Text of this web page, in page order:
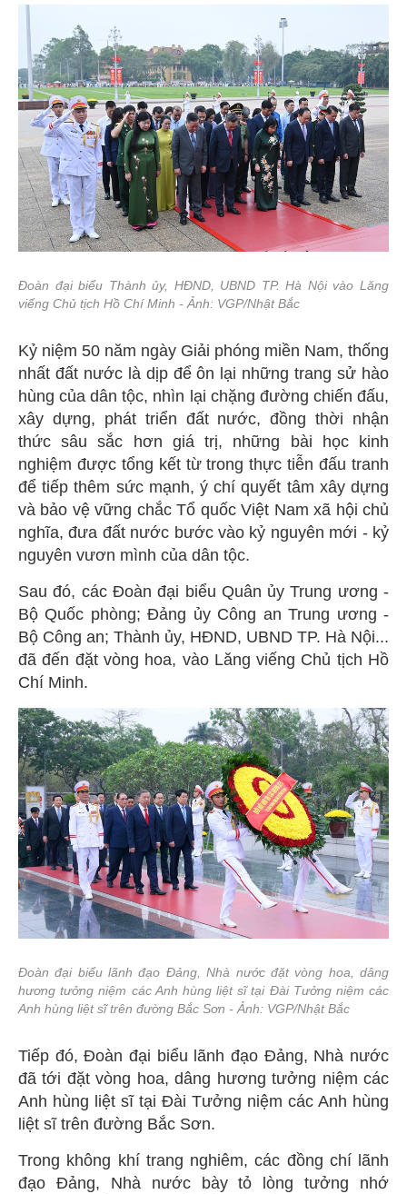
Đoàn đại biểu Thành ủy, HĐND, UBND TP. Hà Nội vào Lăng
viếng Chủ tịch Hồ Chí Minh - Ảnh: VGP/Nhật Bắc
Kỷ niệm 50 năm ngày Giải phóng miền Nam, thống
nhất đất nước là dịp để ôn lại những trang sử hào
hùng của dân tộc, nhìn lại chặng đường chiến đấu,
xây dựng, phát triển đất nước, đồng thời nhận
thức sâu sắc hơn giá trị, những bài học kinh
nghiệm được tổng kết từ trong thực tiễn đấu tranh
để tiếp thêm sức mạnh, ý chí quyết tâm xây dựng
và bảo vệ vững chắc Tổ quốc Việt Nam xã hội chủ
nghĩa, đưa đất nước bước vào kỷ nguyên mới - kỷ
nguyên vươn mình của dân tộc.
Sau đó, các Đoàn đại biểu Quân ủy Trung ương -
Bộ Quốc phòng; Đảng ủy Công an Trung ương -
Bộ Công an; Thành ủy, HĐND, UBND TP. Hà Nội...
đã đến đặt vòng hoa, vào Lăng viếng Chủ tịch Hồ
Chí Minh.
Đoàn đại biểu lãnh đạo Đảng, Nhà nước đặt vòng hoa, dâng
hương tưởng niệm các Anh hùng liệt sĩ tại Đài Tưởng niệm các
Anh hùng liệt sĩ trên đường Bắc Sơn - Ảnh: VGP/Nhật Bắc
Tiếp đó, Đoàn đại biểu lãnh đạo Đảng, Nhà nước
đã tới đặt vòng hoa, dâng hương tưởng niệm các
Anh hùng liệt sĩ tại Đài Tưởng niệm các Anh hùng
liệt sĩ trên đường Bắc Sơn.
Trong không khí trang nghiêm, các đồng chí lãnh
đạo Đảng, Nhà nước bày tỏ lòng tưởng nhớ